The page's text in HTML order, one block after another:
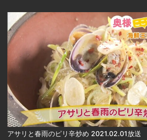
アサリと春雨のピリ辛炒め 2021.02.01放送